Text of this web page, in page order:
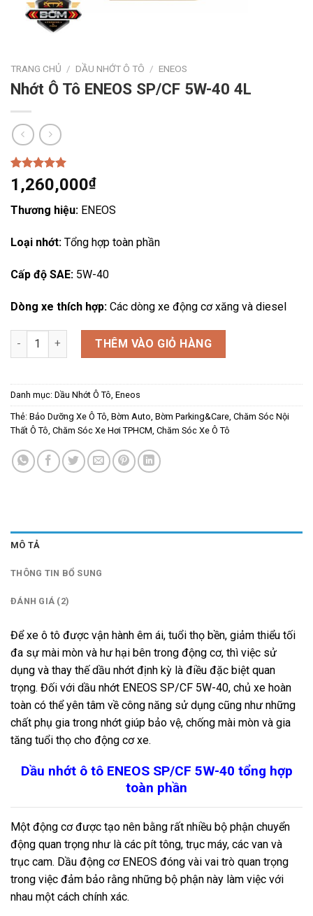
TRANG CHỦ / DẦU NHỚT Ô TÔ / ENEOS
Nhớt Ô Tô ENEOS SP/CF 5W-40 4L
5.00trên 5
dựa trên
2
1,260,000₫
Thương hiệu: ENEOS
Loại nhớt: Tổng hợp toàn phần
Cấp độ SAE: 5W-40
Dòng xe thích hợp: Các dòng xe động cơ xăng và diesel
Nhớt Ô Tô ENEOS SP/CF 5W-40 4L số lượng
THÊM VÀO GIỎ HÀNG
Danh mục: Dầu Nhớt Ô Tô Eneos
Thẻ: Bảo Dưỡng Xe Ô Tô Bờm Auto Bờm Parking&Care Chăm Sóc Nội
Thất Ô Tô Chăm Sóc Xe Hơi TPHCM Chăm Sóc Xe Ô Tô
MÔ TẢ
THÔNG TIN BỔ SUNG
ĐÁNH GIÁ (2)
Để xe ô tô được vận hành êm ái, tuổi thọ bền, giảm thiểu tối
đa sự mài mòn và hư hại bên trong động cơ, thì việc sử
dụng và thay thế dầu nhớt định kỳ là điều đặc biệt quan
trọng. Đối với dầu nhớt ENEOS SP/CF 5W-40, chủ xe hoàn
toàn có thể yên tâm về công năng sử dụng cũng như những
chất phụ gia trong nhớt giúp bảo vệ, chống mài mòn và gia
tăng tuổi thọ cho động cơ xe.
Dầu nhớt ô tô ENEOS SP/CF 5W-40 tổng hợp
toàn phần
Một động cơ được tạo nên bằng rất nhiều bộ phận chuyển
động quan trọng như là các pít tông, trục máy, các van và
trục cam. Dầu động cơ ENEOS đóng vài vai trò quan trọng
trong việc đảm bảo rằng những bộ phận này làm việc với
nhau một cách chính xác.